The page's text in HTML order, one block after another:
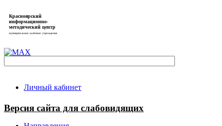
Красноярский
информационно-
методический центр
муниципальное казённое учреждение
Личный кабинет
Версия сайта для слабовидящих